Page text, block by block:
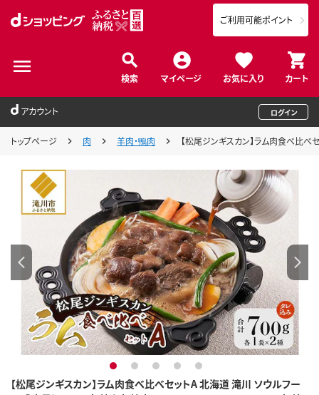
検索 マイページ お気に入り カート
ご利用可能ポイント
アカウント ログイン
トップページ 肉 羊肉・鴨肉 【松尾ジンギスカン】ラム肉食べ比
【松尾ジンギスカン】ラム肉食べ比べセットA 北海道 滝川 ソウルフー
1 2 3 4 5